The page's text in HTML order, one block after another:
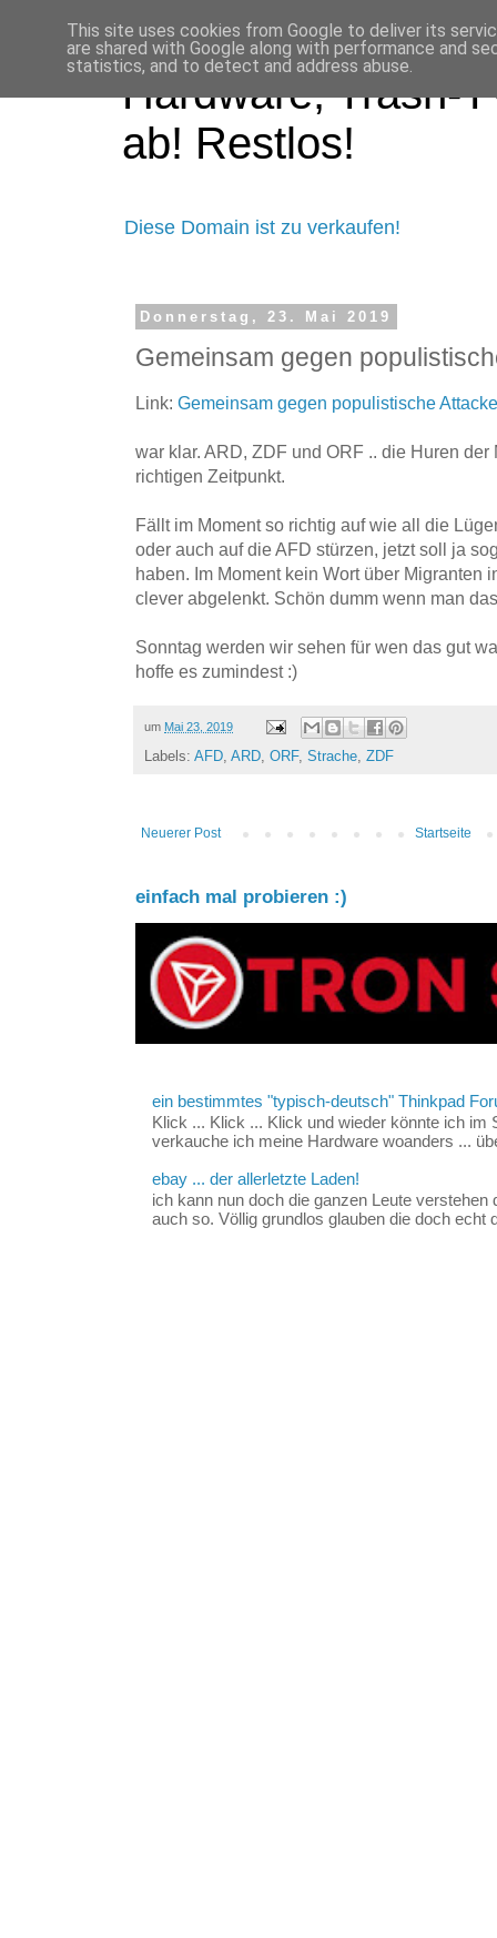
Hardware, Trash-
ab! Restlos!
Diese Domain ist zu verkaufen!
Donnerstag, 23. Mai 2019
Gemeinsam gegen
Link: Gemeinsam gegen populistische
war klar. ARD, ZDF und ORF .. die Huren
richtigen Zeitpunkt.
Fällt im Moment so richtig auf wie all die
oder auch auf die AFD stürzen, jetzt soll ja
haben. Im Moment kein Wort über Migranten
clever abgelenkt. Schön dumm wenn man
Sonntag werden wir sehen für wen das gut
hoffe es zumindest :)
um Mai 23, 2019
Labels: AFD, ARD, ORF, Strache, ZDF
Neuerer Post Startseite
einfach mal probieren :)
ein bestimmtes "typisch-deutsch" Thinkpad
Klick ... Klick ... Klick und wieder könnte ich im
verkauche ich meine Hardware woanders ...
ebay ... der allerletzte Laden!
ich kann nun doch die ganzen Leute
auch so. Völlig grundlos glauben die doch echt
This site uses cookies from Google to deliver its
are shared with Google along with performance and
statistics, and to detect and address abuse.